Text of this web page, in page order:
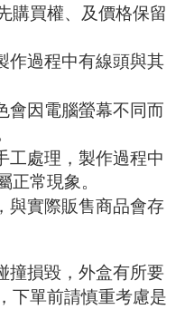
購買權、及價格保留
作過程中有線頭與其
會因電腦螢幕不同而
工處理，製作過程中
正常現象。
與實際販售商品會存
撞損毀，外盒有所要
下單前請慎重考慮是